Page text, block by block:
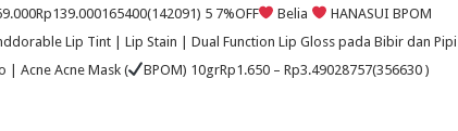
5 7%OFF
Belia HANASUIBPOM
Lip Tint | Lip Stain | Dual Function Lip Gloss pada Bibir dan Pipi
| Acne Acne Mask (
BPOM) 10grRp1.650 – Rp3.49028757(356630 )